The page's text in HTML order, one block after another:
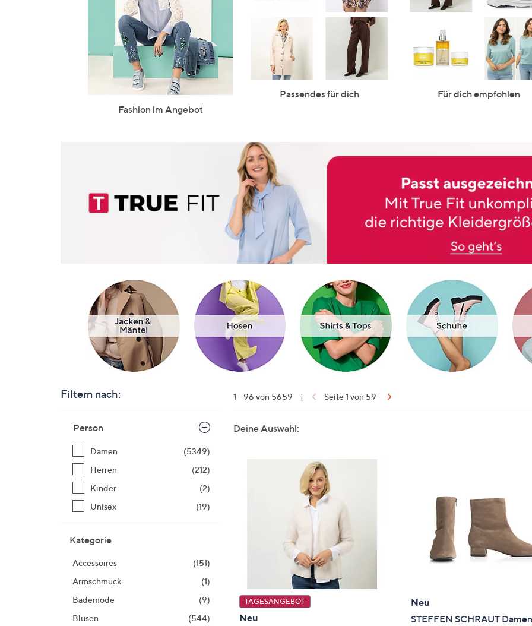
Fashion im Angebot
Passendes für dich Für dich empfohlen
Filtern nach:
Produktliste
Person
Damen
(5349)
Herren
(212)
Kinder
(2)
Unisex
(19)
Kategorie
Accessoires
(151)
Armschmuck
(1)
Bademode
(9)
Blusen
(544)
1 - 96 von 5659 | Seite 1 von 59
Deine Auswahl:
TAGESANGEBOT
Neu
Neu
STEFFEN SCHRAUT